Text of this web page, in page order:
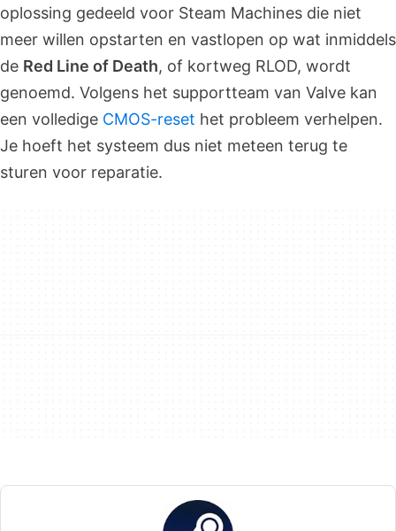
oplossing gedeeld voor Steam Machines die niet
meer willen opstarten en vastlopen op wat inmiddels
de Red Line of Death, of kortweg RLOD, wordt
genoemd. Volgens het supportteam van Valve kan
een volledige CMOS-reset het probleem verhelpen.
Je hoeft het systeem dus niet meteen terug te
sturen voor reparatie.